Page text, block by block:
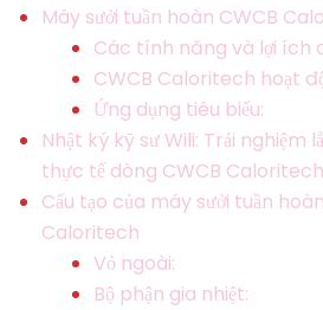
Máy sưởi tuần hoàn CWCB
Các tính năng và lợi ích
CWCB Caloritech hoạt
Ứng dụng tiêu biểu:
Nhật ký kỹ sư Wili: Trải nghiệm
thực tế dòng CWCB Caloritech
Cấu tạo của máy sưởi tuần
Caloritech
Vỏ ngoài:
Bộ phận gia nhiệt: